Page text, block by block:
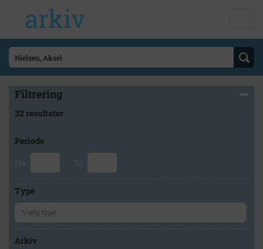
Filtrering
32 resultater
Periode
Fra Til
Type
Arkiv